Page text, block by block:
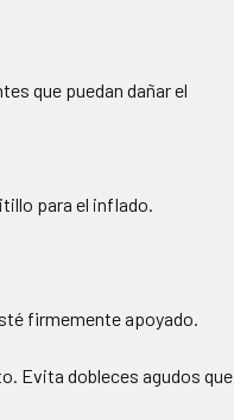
que puedan dañar el
para el inflado.
firmemente apoyado.
Evita dobleces agudos que